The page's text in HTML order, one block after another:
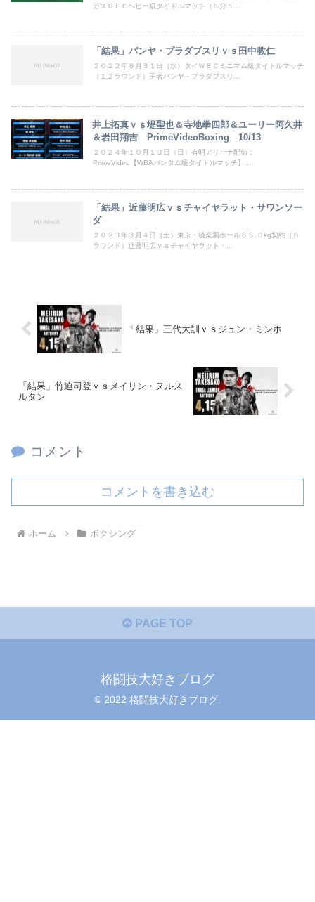
ガスＵＦＣヘビー級タイトルマッチ（５分５...
「結果」パンヤ・プラダブスリｖｓ田中教仁
２０２２年８月３１日（水）タイＷＢＣミニマム級タイトルマッチ
（１２ラウンド）王者パンヤ・プラダブスリ...
井上拓真ｖｓ堤聖也＆寺地拳四郎＆ユーリー阿久井
＆岩田翔吉 PrimeVideoBoxing 10/13
２０２４年１０月１３日（日）有明アリーナ配信：
PrimeVideo【WBAバンタム級タイトルマッチ】...
「結果」近藤明広ｖｓチャイヤラット・サワンソー
ダ
２０２３年３月４日（土）東京・後楽園ホール６５.０kg契約（８
ラウンド）近藤明広ｖｓチャイヤラット・...
「結果」三代大訓ｖｓジュン・ミンホ
「結果」竹迫司登ｖｓメイリン・ヌルス
ルタン
コメント
コメントを書き込む
ホーム ボクシング
PAGE TOP
格闘技大好きブログ
© 2022 格闘技大好きブログ.